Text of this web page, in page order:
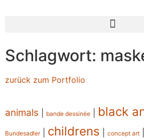
Schlagwort:
zurück zum Portfolio
animals bande dessinée black
Bundesadler| childrens concept art